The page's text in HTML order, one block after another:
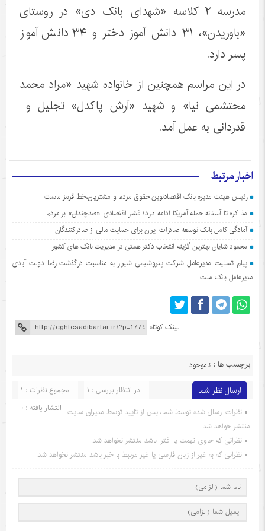
مدرسه ۲ کلاسه «شهدای بانک دی» در روستای
«باوریدن»، ۳۱ دانش آموز دختر و ۳۴ دانش آموز
پسر دارد.
در این مراسم همچنین از خانواده شهید «مراد محمد
محتشمی نیا» و شهید «آرش پاکدل» تجلیل و
قدردانی به عمل آمد.
اخبار مرتبط
رئیس هیئت مدیره بانک اقتصادنوین:حقوق مردم و مشتریان،خط قرمز ماست
مذاکره تا آستانه حمله آمریکا ادامه دارد/ فشار اقتصادی «صدچندان» بر مردم
آمادگی کامل بانک توسعه صادرات ایران برای حمایت مالی از صادرکنندگان
محمود شایان بهترین گزینه انتخاب دکتر همتی در مدیریت بانک های کشور
پیام تسلیت مدیرعامل شرکت پتروشیمی شیراز به مناسبت درگذشت رضا دولت آبادی
مدیرعامل بانک ملت
لینک کوتاه
برچسب ها : ناموجود
ارسال نظر شما مجموع نظرات : 1
در انتظار بررسی : 1
انتشار یافته : 0 نظرات ارسال شده توسط شما، پس از تایید توسط مدیران سایت
منتشر خواهد شد.
نظراتی که حاوی تهمت یا افترا باشد منتشر نخواهد شد.
نظراتی که به غیر از زبان فارسی یا غیر مرتبط با خبر باشد منتشر نخواهد شد.